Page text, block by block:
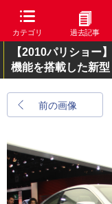
カテゴリ 過去記事
【2010パリショー
機能を搭載した新
前の画像